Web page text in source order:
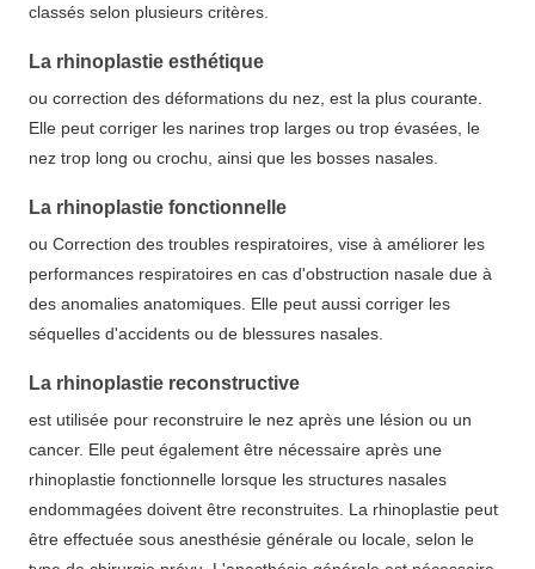
classés selon plusieurs critères.
La rhinoplastie esthétique
ou correction des déformations du nez, est la plus courante.
Elle peut corriger les narines trop larges ou trop évasées, le
nez trop long ou crochu, ainsi que les bosses nasales.
La rhinoplastie fonctionnelle
ou Correction des troubles respiratoires, vise à améliorer les
performances respiratoires en cas d'obstruction nasale due à
des anomalies anatomiques. Elle peut aussi corriger les
séquelles d'accidents ou de blessures nasales.
La rhinoplastie reconstructive
est utilisée pour reconstruire le nez après une lésion ou un
cancer. Elle peut également être nécessaire après une
rhinoplastie fonctionnelle lorsque les structures nasales
endommagées doivent être reconstruites. La rhinoplastie peut
être effectuée sous anesthésie générale ou locale, selon le